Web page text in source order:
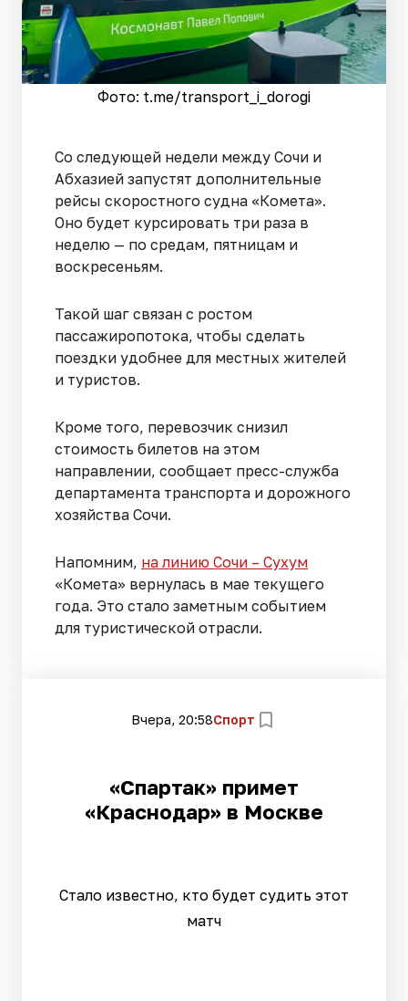
Фото: t.me/transport_i_dorogi
Со следующей недели между Сочи и
Абхазией запустят дополнительные
рейсы скоростного судна «Комета».
Оно будет курсировать три раза в
неделю — по средам, пятницам и
воскресеньям.
Такой шаг связан с ростом
пассажиропотока, чтобы сделать
поездки удобнее для местных жителей
и туристов.
Кроме того, перевозчик снизил
стоимость билетов на этом
направлении, сообщает пресс-служба
департамента транспорта и дорожного
хозяйства Сочи.
Напомним, на линию Сочи – Сухум
«Комета» вернулась в мае текущего
года. Это стало заметным событием
для туристической отрасли.
Вчера, 20:58Спорт
«Спартак» примет
«Краснодар» в Москве
Стало известно, кто будет судить этот
матч